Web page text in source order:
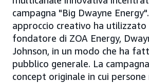
campagna "Big Dwayne
approccio creativo ha
fondatore di ZOA Energy,
Johnson, in un modo che ha
pubblico generale. La
concept originale in cui persone